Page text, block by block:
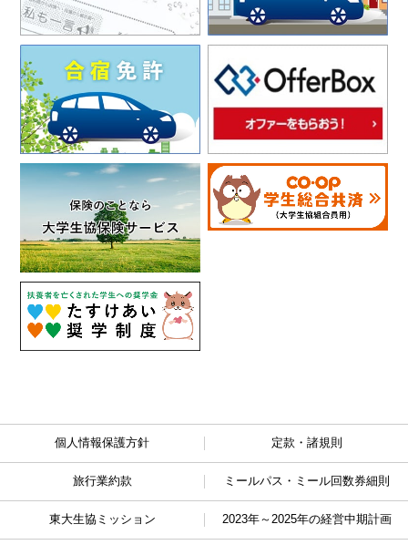
個人情報保護方針 定款・諸規則
旅行業約款 ミールパス・ミール回数券細則
東大生協ミッション 2023年～2025年の経営中期計画